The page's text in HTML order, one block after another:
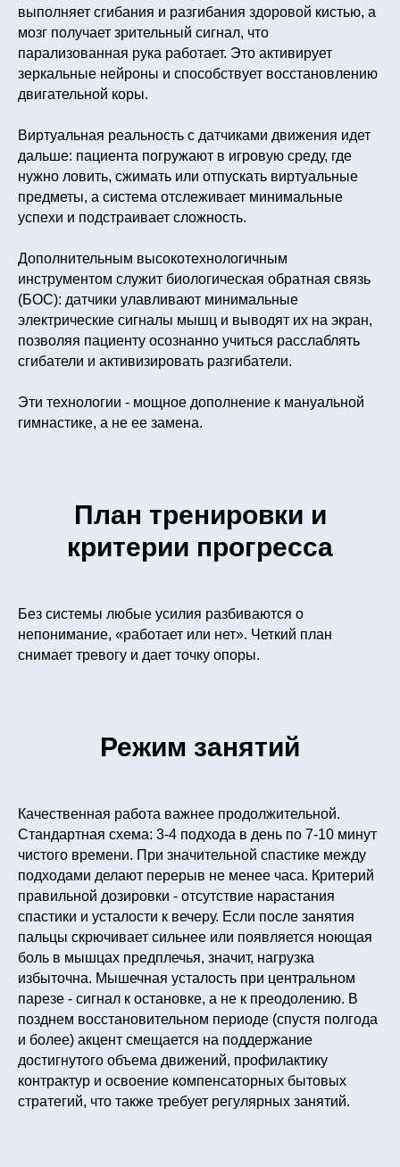
выполняет сгибания и разгибания здоровой кистью, а
мозг получает зрительный сигнал, что
парализованная рука работает. Это активирует
зеркальные нейроны и способствует восстановлению
двигательной коры.
Виртуальная реальность с датчиками движения идет
дальше: пациента погружают в игровую среду, где
нужно ловить, сжимать или отпускать виртуальные
предметы, а система отслеживает минимальные
успехи и подстраивает сложность.
Дополнительным высокотехнологичным
инструментом служит биологическая обратная связь
(БОС): датчики улавливают минимальные
электрические сигналы мышц и выводят их на экран,
позволяя пациенту осознанно учиться расслаблять
сгибатели и активизировать разгибатели.
Эти технологии - мощное дополнение к мануальной
гимнастике, а не ее замена.
План тренировки и
критерии прогресса
Без системы любые усилия разбиваются о
непонимание, «работает или нет». Четкий план
снимает тревогу и дает точку опоры.
Режим занятий
Качественная работа важнее продолжительной.
Стандартная схема: 3-4 подхода в день по 7-10 минут
чистого времени. При значительной спастике между
подходами делают перерыв не менее часа. Критерий
правильной дозировки - отсутствие нарастания
спастики и усталости к вечеру. Если после занятия
пальцы скрючивает сильнее или появляется ноющая
боль в мышцах предплечья, значит, нагрузка
избыточна. Мышечная усталость при центральном
парезе - сигнал к остановке, а не к преодолению. В
позднем восстановительном периоде (спустя полгода
и более) акцент смещается на поддержание
достигнутого объема движений, профилактику
контрактур и освоение компенсаторных бытовых
стратегий, что также требует регулярных занятий.